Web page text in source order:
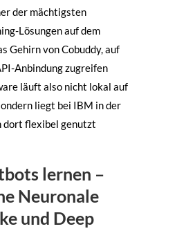
der mächtigsten
Lösungen auf dem
Gehirn von Cobuddy, auf
Anbindung zugreifen
läuft also nicht lokal auf
liegt bei IBM in der
dort flexibel genutzt
lernen –
Neuronale
und Deep